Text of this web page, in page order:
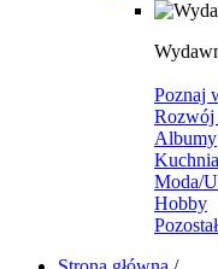
Poznaj
Rozwój
Albumy
Moda/
Hobby